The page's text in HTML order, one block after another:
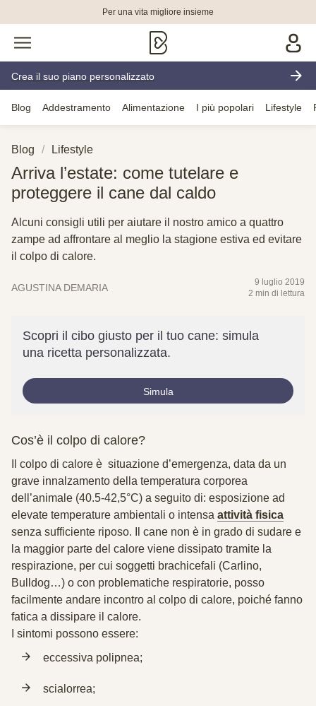
Per una vita migliore insieme
Crea il suo piano personalizzato
Blog Addestramento Alimentazione I più popolari Lifestyle
Blog Lifestyle
Arriva l’estate: come tutelare e
proteggere il cane dal caldo
Alcuni consigli utili per aiutare il nostro amico a quattro
zampe ad affrontare al meglio la stagione estiva ed evitare
il colpo di calore.
AGUSTINA DEMARIA
9 luglio 2019
2 min di lettura
Scopri il cibo giusto per il tuo cane: simula
una ricetta personalizzata.
Simula
Cos’è il colpo di calore?
Il colpo di calore è situazione d’emergenza, data da un
grave innalzamento della temperatura corporea
dell’animale (40.5-42,5°C) a seguito di: esposizione ad
elevate temperature ambientali o intensa attività fisica
senza sufficiente riposo. Il cane non è in grado di sudare e
la maggior parte del calore viene dissipato tramite la
respirazione, per cui soggetti brachicefali (Carlino,
Bulldog…) o con problematiche respiratorie, posso
facilmente andare incontro al colpo di calore, poiché fanno
fatica a dissipare il calore.
I sintomi possono essere:
eccessiva polipnea;
scialorrea;